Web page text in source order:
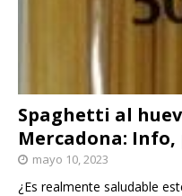
Spaghetti al
Mercadona:
mayo 10, 2023
¿Es realmente saludable